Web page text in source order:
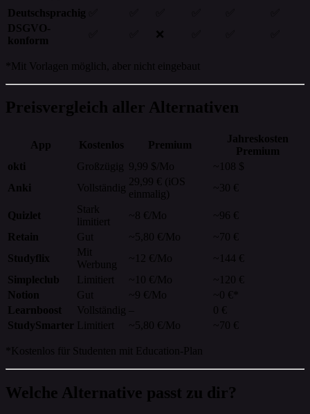
Deutschsprachig
DSGVO-
konform
❌
*Mit Vorlagen möglich, aber nicht eingebaut
Preisvergleich aller Alternativen
App Kostenlos Premium
Jahreskosten
Premium
okti
Großzügig 9,99 $/Mo
~108 $
Anki
Vollständig
29,99 € (iOS
einmalig)
~30 €
Quizlet
Stark
limitiert
~8 €/Mo
~96 €
Retain
Gut ~5,80 €/Mo
~70 €
Studyflix
Mit
Werbung
~12 €/Mo
~144 €
Simpleclub
Limitiert ~10 €/Mo
~120 €
Notion
Gut ~9 €/Mo
~0 €*
Learnboost
Vollständig
0 €
StudySmarter Limitiert ~5,80 €/Mo ~70 €
*Kostenlos für Studenten mit Education-Plan
Welche Alternative passt zu dir?